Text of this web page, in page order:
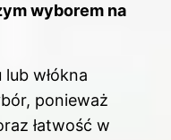
wyborem na
włókna
ponieważ
łatwość w